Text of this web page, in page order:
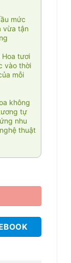
mức
vừa tận
tươi
vào thời
mỗi
không
tự
nhu
thuật